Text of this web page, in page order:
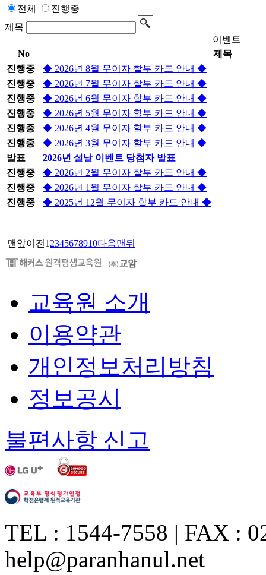
전체
진행중
제목
이벤트
No
제목
진행중
◆ 2026년 8월 무이자 할부 카드 안내 ◆
진행중
◆ 2026년 7월 무이자 할부 카드 안내 ◆
진행중
◆ 2026년 6월 무이자 할부 카드 안내 ◆
진행중
◆ 2026년 5월 무이자 할부 카드 안내 ◆
진행중
◆ 2026년 4월 무이자 할부 카드 안내 ◆
진행중
◆ 2026년 3월 무이자 할부 카드 안내 ◆
발표
2026년 설날 이벤트 당첨자 발표
진행중
◆ 2026년 2월 무이자 할부 카드 안내 ◆
진행중
◆ 2026년 1월 무이자 할부 카드 안내 ◆
진행중
◆ 2025년 12월 무이자 할부 카드 안내 ◆
맨앞이전 1 2345678910다음맨뒤
교육원 소개
이용약관
개인정보처리방침
정보공시
불편사항 신고
TEL : 1544-7558 | FAX :
help@paranhanul.net